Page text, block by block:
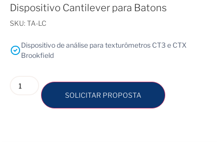
Dispositivo Cantilever para Batons
SKU: TA-LC
Dispositivo de análise para texturômetros CT3 e CTX
Brookfield
SOLICITAR PROPOSTA